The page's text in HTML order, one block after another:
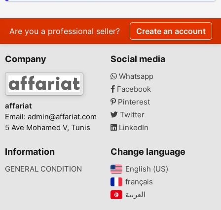
Are you a professional seller? Create an account
Company
affariat
Email: admin@affariat.com
5 Ave Mohamed V, Tunis
Social media
Whatsapp
Facebook
Pinterest
Twitter
LinkedIn
Information
GENERAL CONDITION
Change language
English (US)‎
français‎